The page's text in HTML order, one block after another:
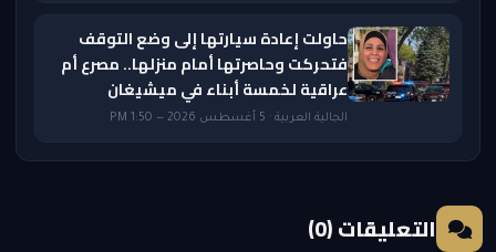
حاولت إعادة سيارتها إلى وضع التوقف
فتحركت وحاصرتها أمام منزلها.. مصرع أم
عراقية لخمسة أبناء في ميشيغان
الجالية العربية · 5 أغسطس 2026 — 1:50 PM
التعليقات (0)